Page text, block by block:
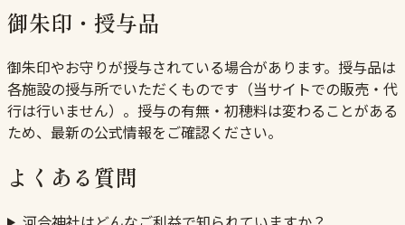
御朱印・授与品
御朱印やお守りが授与されている場合があります。授与品は
各施設の授与所でいただくものです（当サイトでの販売・代
行は行いません）。授与の有無・初穂料は変わることがある
ため、最新の公式情報をご確認ください。
よくある質問